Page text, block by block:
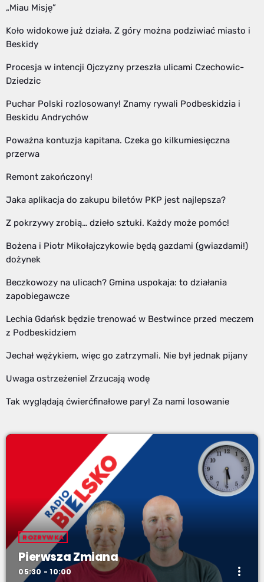
„Miau Misję”
Koło widokowe już działa. Z góry można podziwiać miasto i
Beskidy
Procesja w intencji Ojczyzny przeszła ulicami Czechowic-
Dziedzic
Puchar Polski rozlosowany! Znamy rywali Podbeskidzia i
Beskidu Andrychów
Poważna kontuzja kapitana. Czeka go kilkumiesięczna
przerwa
Remont zakończony!
Jaka aplikacja do zakupu biletów PKP jest najlepsza?
Z pokrzywy zrobią… dzieło sztuki. Każdy może pomóc!
Bożena i Piotr Mikołajczykowie będą gazdami (gwiazdami!)
dożynek
Beczkowozy na ulicach? Gmina uspokaja: to działania
zapobiegawcze
Lechia Gdańsk będzie trenować w Bestwince przed meczem
z Podbeskidziem
Jechał wężykiem, więc go zatrzymali. Nie był jednak pijany
Uwaga ostrzeżenie! Zrzucają wodę
Tak wyglądają ćwierćfinałowe pary! Za nami losowanie
ROZRYWKA
Pierwsza Zmiana
05:30 - 10:00 more_vert